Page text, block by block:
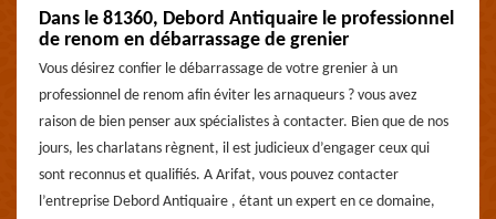
Dans le 81360, Debord Antiquaire le professionnel
de renom en débarrassage de grenier
Vous désirez confier le débarrassage de votre grenier à un
professionnel de renom afin éviter les arnaqueurs ? vous avez
raison de bien penser aux spécialistes à contacter. Bien que de nos
jours, les charlatans règnent, il est judicieux d’engager ceux qui
sont reconnus et qualifiés. A Arifat, vous pouvez contacter
l’entreprise Debord Antiquaire , étant un expert en ce domaine,